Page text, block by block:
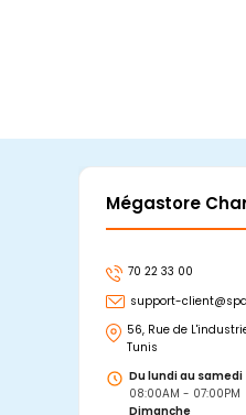
Mégastore
70 22 33 00
support-
56, Rue de
Tunis
Du lundi au samedi
08:00AM - 07:00PM
Dimanche